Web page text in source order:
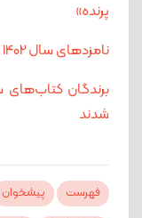
پرنده»
نامزدهای سال 1402 نشان «لاک‌پشت پرنده» معرفی شدند
شدند
فهرست پیشخوان